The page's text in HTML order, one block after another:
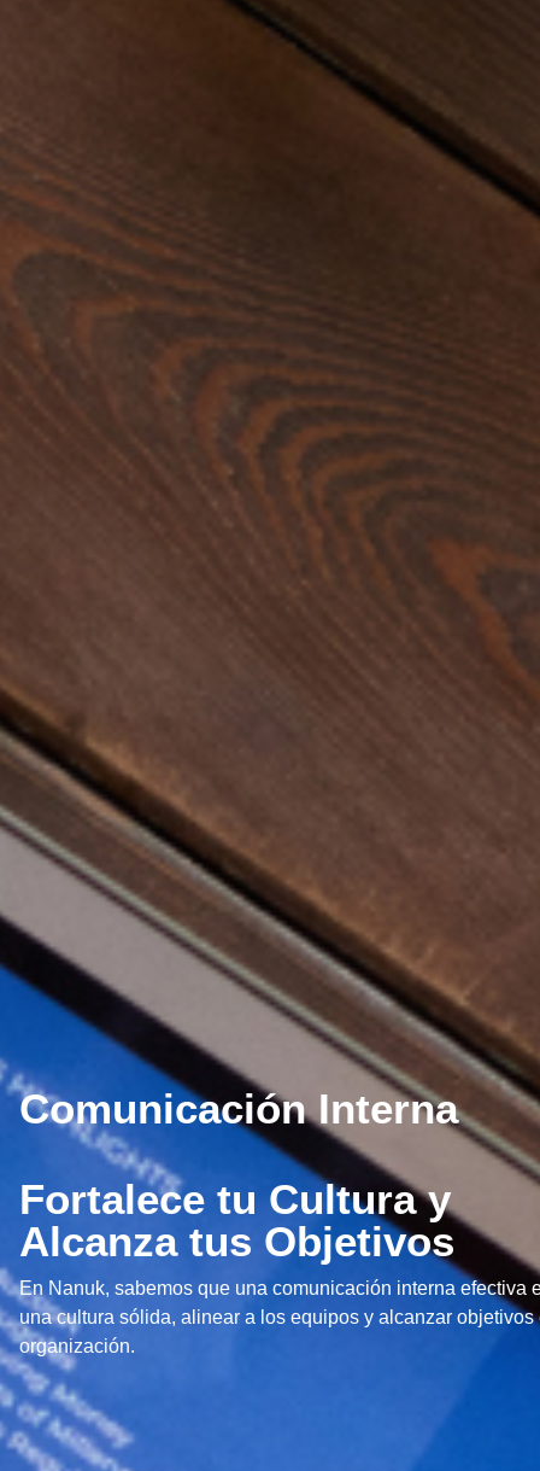
Comunicación Interna
Fortalece tu Cultura y
Alcanza tus Objetivos
En Nanuk, sabemos que una comunicación interna efectiva
una cultura sólida, alinear a los equipos y alcanzar
organización.